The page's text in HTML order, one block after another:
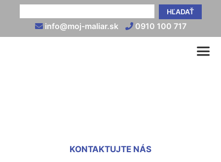
HĽADAŤ
info@moj-maliar.sk 0910 100 717
KONTAKTUJTE NÁS